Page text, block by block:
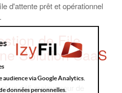
d'attente prêt et opérationnel
de File
Solution SaaS
un défi majeur pour de
via Google Analytics.
données personnelles.